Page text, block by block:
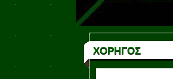
ΧΟΡΗΓΟΣ